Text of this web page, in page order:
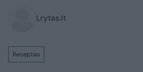
Lrytas.lt
Receptas